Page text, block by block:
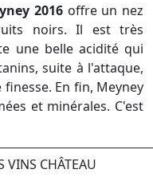
2016offre un nez
noirs. Il est très
une belle acidité qui
suite à l'attaque,
En fin, Meyney
et minérales. C'est
VINS CHÂTEAU